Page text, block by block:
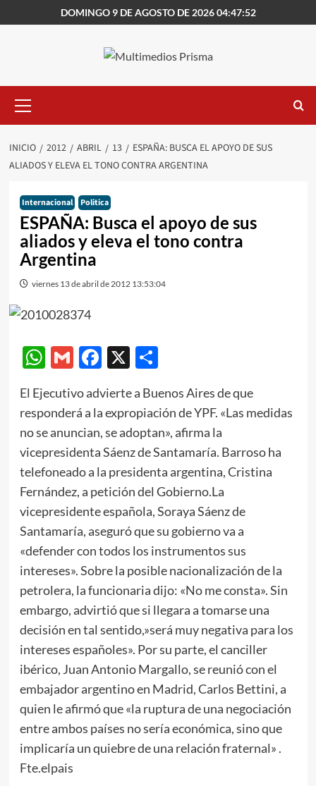
al
DOMINGO 9 DE AGOSTO DE 2026 04:47:52
primario
INICIO 2012 ABRIL 13
ESPAÑA: BUSCA EL APOYO DE SUS
ALIADOS Y ELEVA EL TONO CONTRA ARGENTINA
Internacional Politica
ESPAÑA: Busca el apoyo de sus
aliados y eleva el tono contra
Argentina
viernes 13 de abril de 2012 13:53:04
WhatsApp
GmailFacebook
X Compartir
El Ejecutivo advierte a Buenos Aires de que
responderá a la expropiación de YPF. «Las medidas
no se anuncian, se adoptan», afirma la
vicepresidenta Sáenz de Santamaría. Barroso ha
telefoneado a la presidenta argentina, Cristina
Fernández, a petición del Gobierno.La
vicepresidente española, Soraya Sáenz de
Santamaría, aseguró que su gobierno va a
«defender con todos los instrumentos sus
intereses». Sobre la posible nacionalización de la
petrolera, la funcionaria dijo: «No me consta». Sin
embargo, advirtió que si llegara a tomarse una
decisión en tal sentido,»será muy negativa para los
intereses españoles». Por su parte, el canciller
ibérico, Juan Antonio Margallo, se reunió con el
embajador argentino en Madrid, Carlos Bettini, a
quien le afirmó que «la ruptura de una negociación
entre ambos países no sería económica, sino que
implicaría un quiebre de una relación fraternal» .
Fte.elpais